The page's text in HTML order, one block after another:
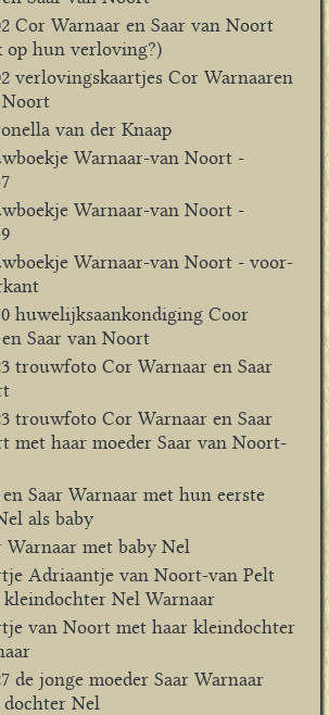
Cor Warnaar en Saar van Noort
op hun verloving?)
verlovingskaartjes Cor Warnaaren
Noort
van der Knaap
Warnaar-van Noort -
Warnaar-van Noort -
Warnaar-van Noort - voor-
huwelijksaankondiging Coor
Saar van Noort
trouwfoto Cor Warnaar en Saar
trouwfoto Cor Warnaar en Saar
met haar moeder Saar van Noort-
en Saar Warnaar met hun eerste
als baby
Warnaar met baby Nel
Adriaantje van Noort-van Pelt
kleindochter Nel Warnaar
van Noort met haar kleindochter
de jonge moeder Saar Warnaar
Nel